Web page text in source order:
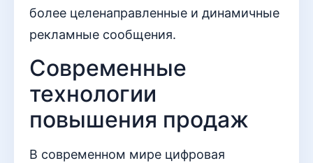
более целенаправленные и динамичные
рекламные сообщения.
Современные
технологии
повышения продаж
В современном мире цифровая